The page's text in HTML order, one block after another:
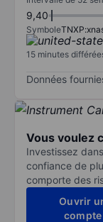
9,40
Symbole
15 minutes
Données
Vous voulez
Investissez
confiance de
comporte des
Ouvrir
compte